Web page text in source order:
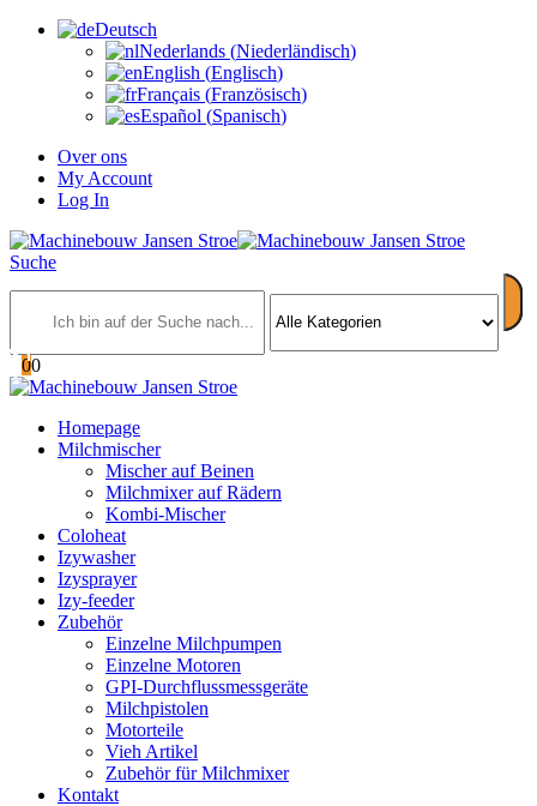
Deutsch
Nederlands (Niederländisch)
English (Englisch)
Français (Französisch)
Español (Spanisch)
Over ons
My Account
Log In
Suche
00
Homepage
Milchmischer
Mischer auf Beinen
Milchmixer auf Rädern
Kombi-Mischer
Coloheat
Izywasher
Izysprayer
Izy-feeder
Zubehör
Einzelne Milchpumpen
Einzelne Motoren
GPI-Durchflussmessgeräte
Milchpistolen
Motorteile
Vieh Artikel
Zubehör für Milchmixer
Kontakt